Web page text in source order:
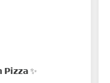
✨